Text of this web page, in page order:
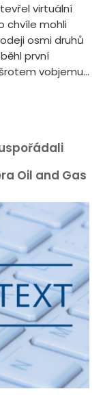
virtuální
chvíle mohli
osmi druhů
první
vobjemu...
Oil and Gas